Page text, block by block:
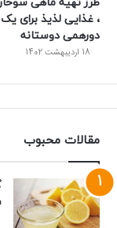
، غذایی لذیذ برای یک
دورهمی دوستانه
18 اردیبهشت 1402
مقالات محبوب